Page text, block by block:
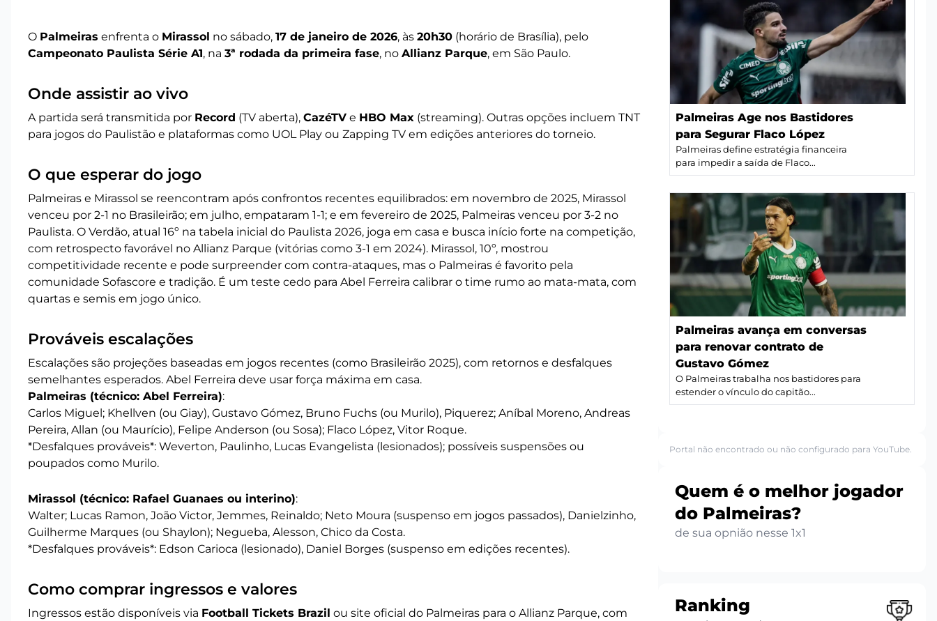
O Palmeiras enfrenta o Mirassol no sábado, 17 de janeiro de 2026, às 20h30 (horário de Brasília), pelo
Campeonato Paulista Série A1, na 3ª rodada da primeira fase, no Allianz Parque, em São Paulo.
Onde assistir ao vivo
A partida será transmitida por Record (TV aberta), CazéTV e HBO Max (streaming). Outras opções incluem TNT
para jogos do Paulistão e plataformas como UOL Play ou Zapping TV em edições anteriores do torneio.
O que esperar do jogo
Palmeiras e Mirassol se reencontram após confrontos recentes equilibrados: em novembro de 2025, Mirassol
venceu por 2-1 no Brasileirão; em julho, empataram 1-1; e em fevereiro de 2025, Palmeiras venceu por 3-2 no
Paulista. O Verdão, atual 16º na tabela inicial do Paulista 2026, joga em casa e busca início forte na competição,
com retrospecto favorável no Allianz Parque (vitórias como 3-1 em 2024). Mirassol, 10º, mostrou
competitividade recente e pode surpreender com contra-ataques, mas o Palmeiras é favorito pela
comunidade Sofascore e tradição. É um teste cedo para Abel Ferreira calibrar o time rumo ao mata-mata, com
quartas e semis em jogo único.
Prováveis escalações
Escalações são projeções baseadas em jogos recentes (como Brasileirão 2025), com retornos e desfalques
semelhantes esperados. Abel Ferreira deve usar força máxima em casa.
Palmeiras (técnico: Abel Ferreira):
Carlos Miguel; Khellven (ou Giay), Gustavo Gómez, Bruno Fuchs (ou Murilo), Piquerez; Aníbal Moreno, Andreas
Pereira, Allan (ou Maurício), Felipe Anderson (ou Sosa); Flaco López, Vitor Roque.
*Desfalques prováveis*: Weverton, Paulinho, Lucas Evangelista (lesionados); possíveis suspensões ou
poupados como Murilo.
Mirassol (técnico: Rafael Guanaes ou interino):
Walter; Lucas Ramon, João Victor, Jemmes, Reinaldo; Neto Moura (suspenso em jogos passados), Danielzinho,
Guilherme Marques (ou Shaylon); Negueba, Alesson, Chico da Costa.
*Desfalques prováveis*: Edson Carioca (lesionado), Daniel Borges (suspenso em edições recentes).
Como comprar ingressos e valores
Ingressos estão disponíveis via Football Tickets Brazil ou site oficial do Palmeiras para o Allianz Parque, com
Palmeiras Age nos Bastidores
para Segurar Flaco López
Palmeiras define estratégia financeira
para impedir a saída de Flaco...
Palmeiras avança em conversas
para renovar contrato de
Gustavo Gómez
O Palmeiras trabalha nos bastidores para
estender o vínculo do capitão...
Portal não encontrado ou não configurado para YouTube.
Quem é o melhor jogador
do Palmeiras?
de sua opnião nesse 1x1
Ranking